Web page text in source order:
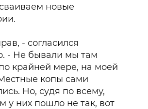
новые
- согласился
- Не бывали мы там
крайней мере, на моей
копы сами
Но, судя по всему,
у них пошло не так, вот